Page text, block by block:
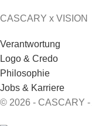
CASCARY x VISION
Verantwortung
Logo & Credo
Philosophie
Jobs & Karriere
© 2026 - CASCARY